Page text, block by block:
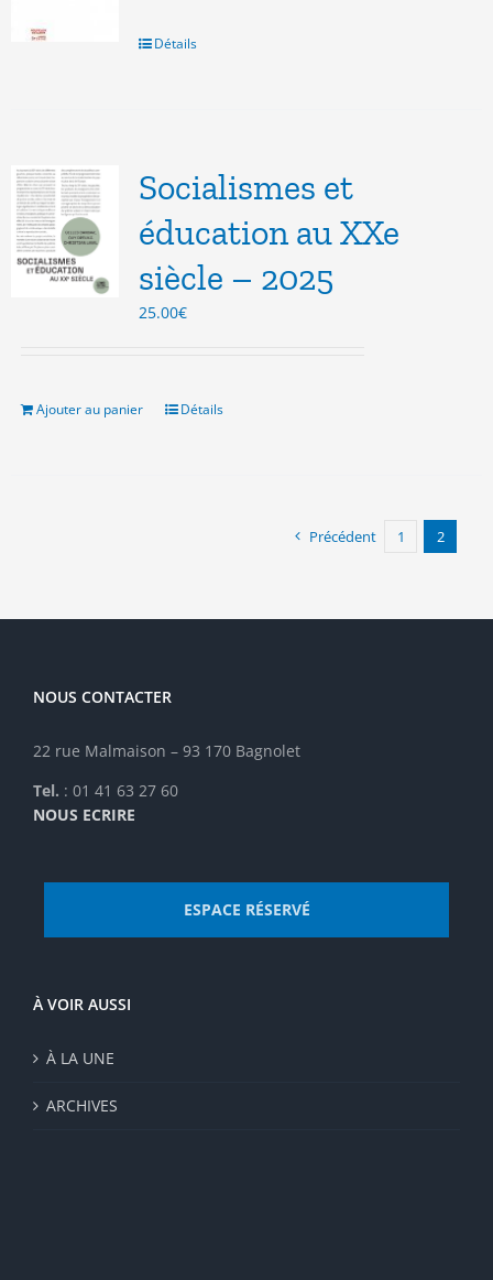
Détails
Socialismes et
éducation au XXe
siècle – 2025
25.00€
Ajouter au panier Détails
Précédent 1 2
NOUS CONTACTER
22 rue Malmaison – 93 170 Bagnolet
Tel. : 01 41 63 27 60
NOUS ECRIRE
ESPACE RÉSERVÉ
À VOIR AUSSI
À LA UNE
ARCHIVES